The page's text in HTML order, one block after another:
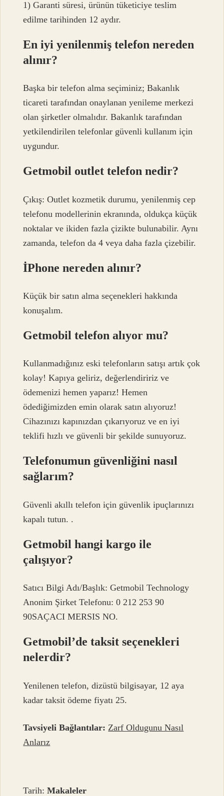
1) Garanti süresi, ürünün tüketiciye teslim
edilme tarihinden 12 aydır.
En iyi yenilenmiş telefon nereden
alınır?
Başka bir telefon alma seçiminiz; Bakanlık
ticareti tarafından onaylanan yenileme merkezi
olan şirketler olmalıdır. Bakanlık tarafından
yetkilendirilen telefonlar güvenli kullanım için
uygundur.
Getmobil outlet telefon nedir?
Çıkış: Outlet kozmetik durumu, yenilenmiş cep
telefonu modellerinin ekranında, oldukça küçük
noktalar ve ikiden fazla çizikte bulunabilir. Aynı
zamanda, telefon da 4 veya daha fazla çizebilir.
İPhone nereden alınır?
Küçük bir satın alma seçenekleri hakkında
konuşalım.
Getmobil telefon alıyor mu?
Kullanmadığınız eski telefonların satışı artık çok
kolay! Kapıya geliriz, değerlendiririz ve
ödemenizi hemen yaparız! Hemen
ödediğimizden emin olarak satın alıyoruz!
Cihazınızı kapınızdan çıkarıyoruz ve en iyi
teklifi hızlı ve güvenli bir şekilde sunuyoruz.
Telefonumun güvenliğini nasıl
sağlarım?
Güvenli akıllı telefon için güvenlik ipuçlarınızı
kapalı tutun. .
Getmobil hangi kargo ile
çalışıyor?
Satıcı Bilgi Adı/Başlık: Getmobil Technology
Anonim Şirket Telefonu: 0 212 253 90
90SAÇACI MERSIS NO.
Getmobil’de taksit seçenekleri
nelerdir?
Yenilenen telefon, dizüstü bilgisayar, 12 aya
kadar taksit ödeme fiyatı 25.
Tavsiyeli Bağlantılar: Zarf Oldugunu Nasıl
Anlarız
Tarih:Makaleler